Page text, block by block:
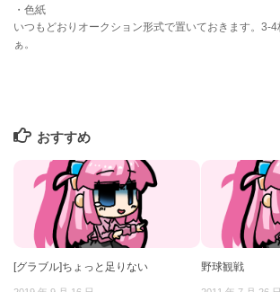
・色紙
いつもどおりオークション形式で置いておきます。3-
ぁ。
おすすめ
[グラブル]ちょっと足りない 野球観戦